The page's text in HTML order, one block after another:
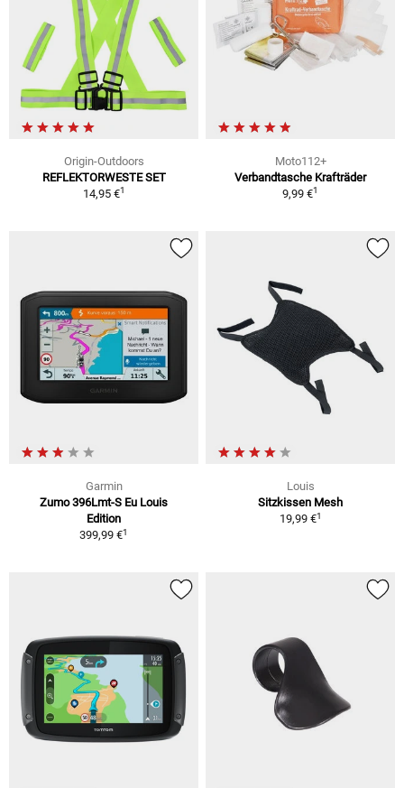
Origin-Outdoors
REFLEKTORWESTE SET
14,95 €1
Moto112+
Verbandtasche Krafträder
9,99 €1
Garmin
Zumo 396Lmt-S Eu Louis
Edition
399,99 €1
Louis
Sitzkissen Mesh
19,99 €1